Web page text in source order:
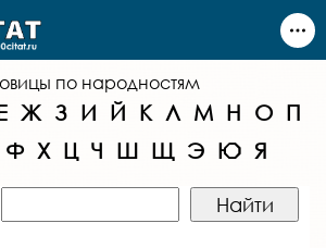
по народностям
Ж З И Й К Л М Н О П
Ф Х Ц Ч Ш Щ Э Ю Я